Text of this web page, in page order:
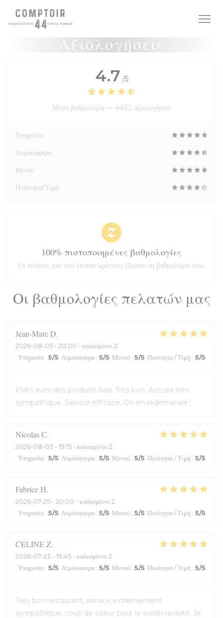
Πίνακας διαχείρισης "Μπισκότων" (Cookies)
Αξιολογήσεις
Οι βαθμολογίες πελατών μας
Jean-MarcD
2026-08-05 - 20:00 - καλεσμένοι 2
Υπηρεσία : 5/5 Ατμόσφαιρα : 5/5 Μενού : 5/5 Ποιότητα / Τιμή : 5/5
Plats avec des produits frais. Très bon. Accueil très
sympathique. Service efficace. On en redemande !
NicolasC
2026-08-03 - 19:15 - καλεσμένοι 2
Υπηρεσία : 5/5 Ατμόσφαιρα : 5/5 Μενού : 5/5 Ποιότητα / Τιμή : 5/5
FabriceH
2026-07-25 - 20:00 - καλεσμένοι 2
Υπηρεσία : 5/5 Ατμόσφαιρα : 5/5 Μενού : 5/5 Ποιότητα / Τιμή : 5/5
CELINEZ
2026-07-23 - 19:45 - καλεσμένοι 2
Υπηρεσία : 5/5 Ατμόσφαιρα : 5/5 Μενού : 5/5 Ποιότητα / Τιμή : 5/5
Très bon restaurant, service extrêmement
sympathique, coup de coeur pour le welsh revisité. Je
4.7 /5
Μέση βαθμολογία — 4432 αξιολογήσεις
Υπηρεσία
Ατμόσφαιρα
Μενού
Ποιότητα/Τιμή
100% πιστοποιημένες βαθμολογίες
Οι πελάτες μας που έκαναν κράτηση έδωσαν τη βαθμολογία τους